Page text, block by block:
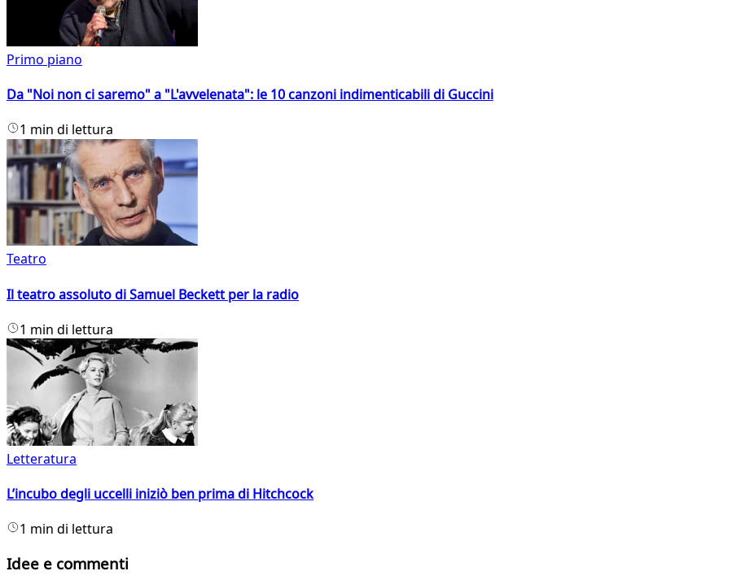
Primo piano
Da "Noi non ci saremo" a "L'avvelenata": le 10 canzoni indimenticabili di Guccini
1 min di lettura
Teatro
Il teatro assoluto di Samuel Beckett per la radio
1 min di lettura
Letteratura
L’incubo degli uccelli iniziò ben prima di Hitchcock
1 min di lettura
Idee e commenti